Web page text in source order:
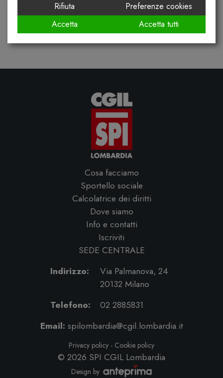
Cosa facciamo
Sportello sociale
Calcolatrice dei diritti
Dove siamo
Info e contatti
Iscriviti
SEDE CENTRALE
Indirizzo:
Via Palmanova, 24
20132 Milano
Telefono:
02 2885831
Email: spilombardia@cgil.lombardia.it
Privacy policy - Cookie policy
© 2026 SPI CGIL Lombardia
Design by
Rifiuta
Preferenze cookies
Accetta
Accetta tutti